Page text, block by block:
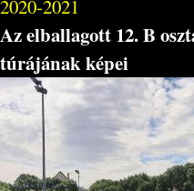
2020-2021
Az elballagott 12. B
túrájának képei